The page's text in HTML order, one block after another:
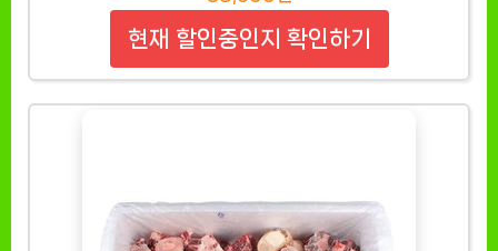
현재 할인중인지 확인하기